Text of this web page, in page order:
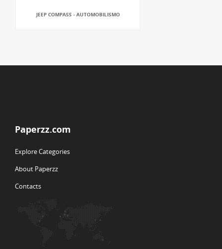
JEEP COMPASS - AUTOMOBILISMO
Paperzz.com
Explore Categories
About Paperzz
Contacts